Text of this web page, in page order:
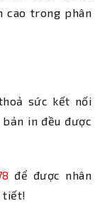
cao trong phân
sức kết nối
in đều được
để được nhân
tiết!